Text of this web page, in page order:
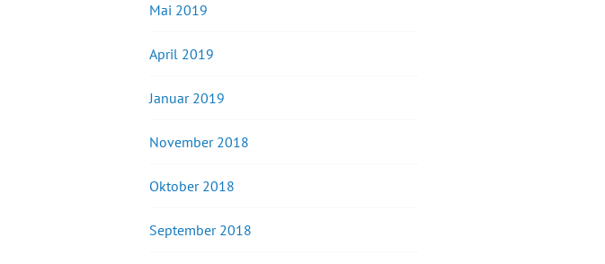
Mai 2019
April 2019
Januar 2019
November 2018
Oktober 2018
September 2018